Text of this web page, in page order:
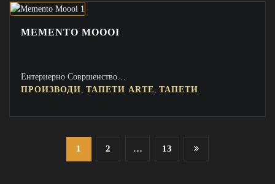
MEMENTO MOOOI
Ентериерно Совршенство…
ПРОИЗВОДИ ТАПЕТИ ARTE ТАПЕТИ
pagination
1 2 … 13